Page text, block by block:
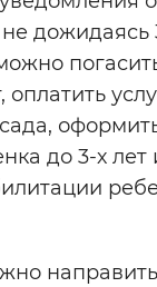
дожидаясь
до 3-х лет
направить